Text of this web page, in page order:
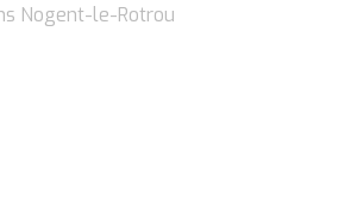
Nogent-le-Rotrou